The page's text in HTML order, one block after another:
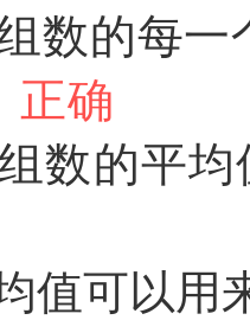
数的每
正确
数的平
值可以用